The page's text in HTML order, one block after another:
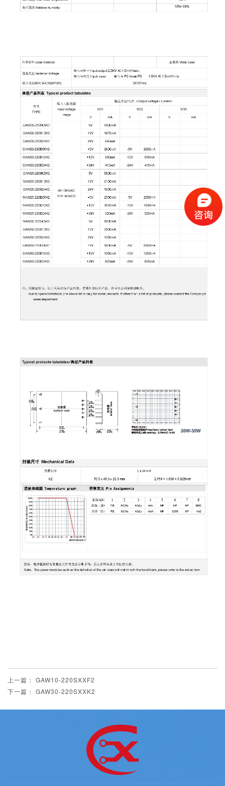
上一篇： GAW10-220SXXF2
下一篇： GAW30-220SXXK2